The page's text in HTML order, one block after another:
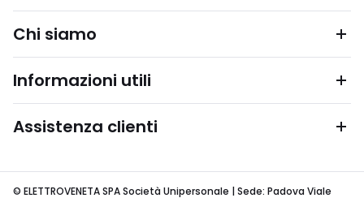
Chi siamo
Informazioni utili
Assistenza clienti
© ELETTROVENETA SPA Società Unipersonale | Sede: Padova Viale